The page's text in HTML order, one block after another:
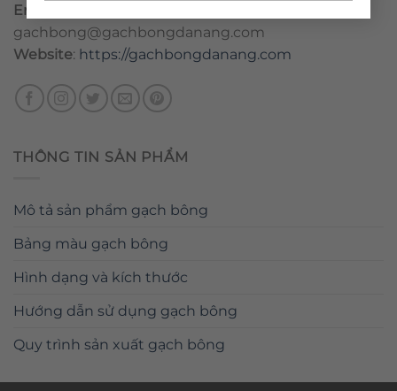
Email
gachbong@gachbongdanang.com
Website: https://gachbongdanang.com
THÔNG TIN SẢN PHẨM
Mô tả sản phẩm gạch bông
Bảng màu gạch bông
Hình dạng và kích thước
Hướng dẫn sử dụng gạch bông
Quy trình sản xuất gạch bông